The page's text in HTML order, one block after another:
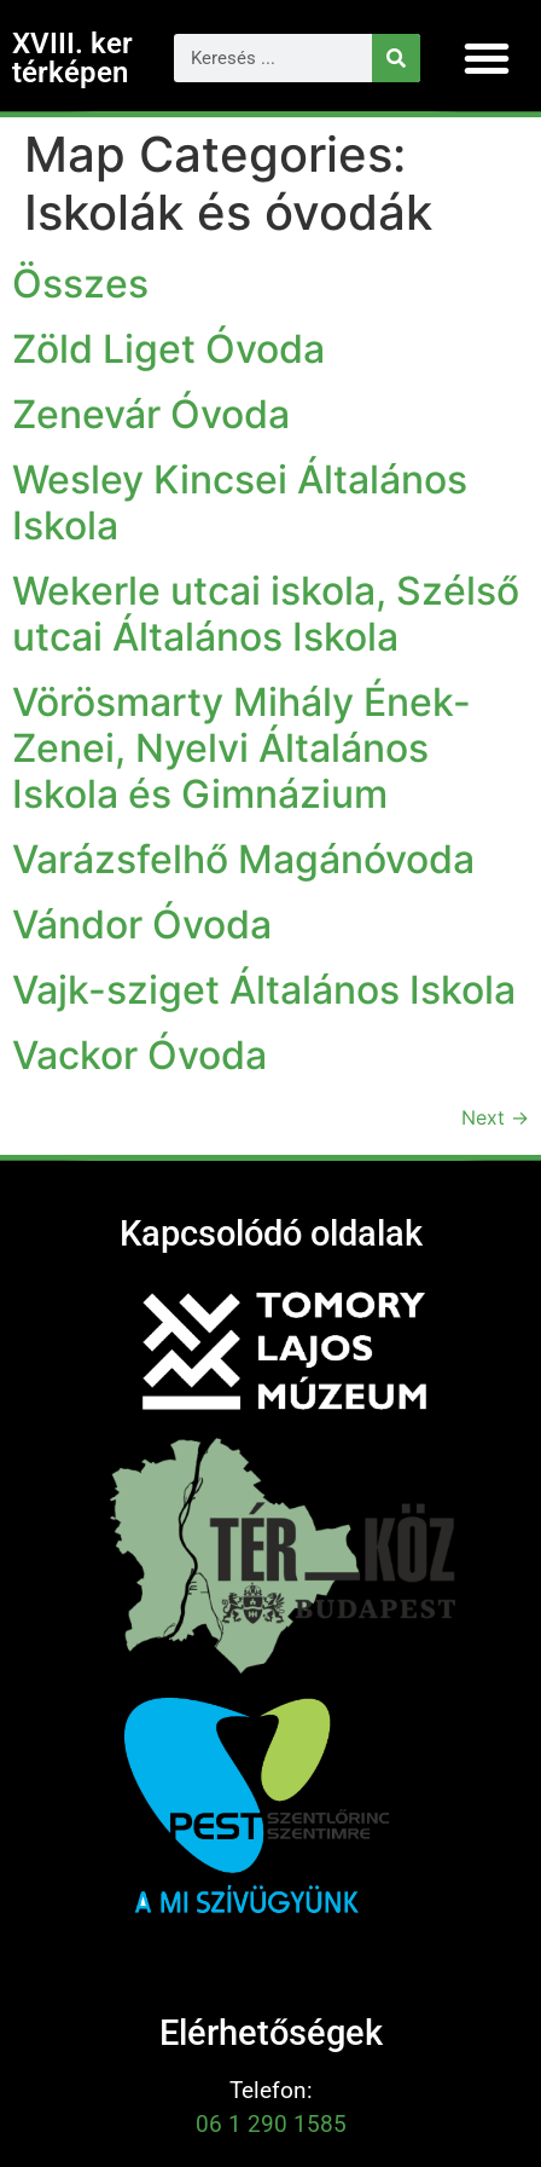
XVIII. ker
térképen
Map Categories:
Iskolák és óvodák
Összes
Zöld Liget Óvoda
Zenevár Óvoda
Wesley Kincsei Általános
Iskola
Wekerle utcai iskola, Szélső
utcai Általános Iskola
Vörösmarty Mihály Ének-
Zenei, Nyelvi Általános
Iskola és Gimnázium
Varázsfelhő Magánóvoda
Vándor Óvoda
Vajk-sziget Általános Iskola
Vackor Óvoda
Next →
Kapcsolódó oldalak
Elérhetőségek
Telefon:
06 1 290 1585